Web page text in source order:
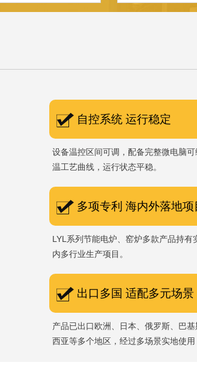
自控系统 运行稳定
设备温控区间可调，配备完整微电脑
温工艺曲线，运行状态平稳。
多项专利 海内外落地项
LYL系列节能电炉、窑炉多款产品持有
内多行业生产项目。
出口多国 适配多元场景
产品已出口欧洲、日本、俄罗斯、巴
西亚等多个地区，经过多场景实地使用